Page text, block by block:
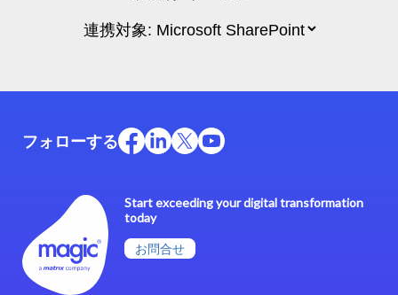
Start exceeding your digital transformation
today
お問合せ
フォローする